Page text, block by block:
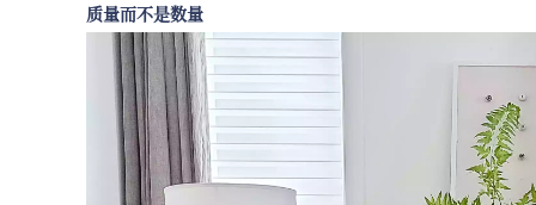
质量而不是数量